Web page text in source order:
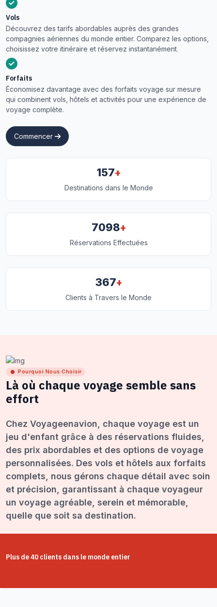
Vols
Découvrez des tarifs abordables auprès des grandes
compagnies aériennes du monde entier. Comparez les options,
choisissez votre itinéraire et réservez instantanément.
Forfaits
Économisez davantage avec des forfaits voyage sur mesure
qui combinent vols, hôtels et activités pour une expérience de
voyage complète.
Commencer
157+
Destinations dans le Monde
7098+
Réservations Effectuées
367+
Clients à Travers le Monde
Pourquoi Nous Choisir
Là où chaque voyage semble sans
effort
Chez Voyageenavion, chaque voyage est un
jeu d'enfant grâce à des réservations fluides,
des prix abordables et des options de voyage
personnalisées. Des vols et hôtels aux forfaits
complets, nous gérons chaque détail avec soin
et précision, garantissant à chaque voyageur
un voyage agréable, serein et mémorable,
quelle que soit sa destination.
Plus de 40 clients dans le monde entier